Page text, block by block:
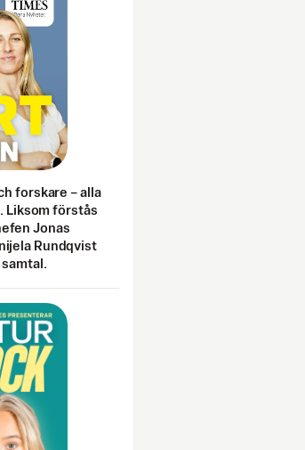
forskare – alla
Liksom förstås
Jonas
Rundqvist